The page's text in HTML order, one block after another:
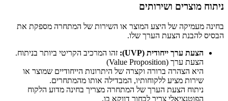
ניתוח מוצרים ושירותים
בחינה מעמיקה של היצע המוצר או השירות של המתחרה מספקת את
הבסיס להבנת הצעת הערך שלו.
הצעת ערך ייחודית (UVP):
זהו המרכיב הקריטי ביותר בניתוח.
הצעת ערך (Value Proposition)
היא הצהרה ברורה וקצרה של היתרונות הייחודיים שמוצר או
שירות מציע ללקוחותיו, המבדילה אותו מהמתחרים.
ניתוח הצעת הערך של המתחרה מצריך בחינה מדוע הלקוח
הפוטנציאלי צריך לבחור דווקא בו.